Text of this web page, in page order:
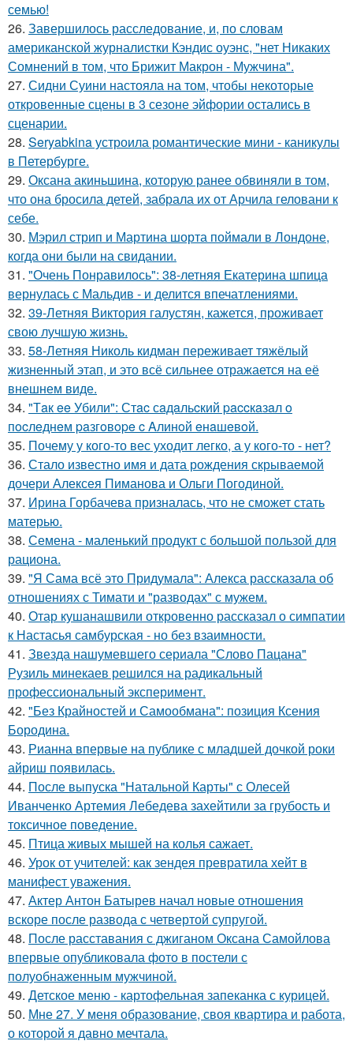
семью!
26. Завершилось расследование, и, по словам
американской журналистки Кэндис оуэнс, "нет Никаких
Сомнений в том, что Брижит Макрон - Мужчина".
27. Сидни Суини настояла на том, чтобы некоторые
откровенные сцены в 3 сезоне эйфории остались в
сценарии.
28. Seryabkina устроила романтические мини - каникулы
в Петербурге.
29. Оксана акиньшина, которую ранее обвиняли в том,
что она бросила детей, забрала их от Арчила геловани к
себе.
30. Мэрил стрип и Мартина шорта поймали в Лондоне,
когда они были на свидании.
31. "Очень Понравилось": 38-летняя Екатерина шпица
вернулась с Мальдив - и делится впечатлениями.
32. 39-Летняя Виктория галустян, кажется, проживает
свою лучшую жизнь.
33. 58-Летняя Николь кидман переживает тяжёлый
жизненный этап, и это всё сильнее отражается на её
внешнем виде.
34. "Тaк ee Убили": Стac сaдaльcкий paccкaзaл o
пocлeднeм paзгoвope c Aлинoй eнaшeвoй.
35. Почему у кого-то вес уходит легко, а у кого-то - нет?
36. Стало известно имя и дата рождения скрываемой
дочери Алексея Пиманова и Ольги Погодиной.
37. Ирина Горбачева призналась, что не сможет стать
матерью.
38. Семена - маленький продукт с большой пользой для
рациона.
39. "Я Сама всё это Придумала": Алекса рассказала об
отношениях с Тимати и "разводах" с мужем.
40. Отар кушанашвили откровенно рассказал о симпатии
к Настасья самбурская - но без взаимности.
41. Звезда нашумевшего сериала "Слово Пацана"
Рузиль минекаев решился на радикальный
профессиональный эксперимент.
42. "Без Крайностей и Самообмана": позиция Ксения
Бородина.
43. Рианна впервые на публике с младшей дочкой роки
айриш появилась.
44. После выпуска "Натальной Карты" с Олесей
Иванченко Артемия Лебедева захейтили за грубость и
токсичное поведение.
45. Птица живых мышей на колья сажает.
46. Урок от учителей: как зендея превратила хейт в
манифест уважения.
47. Актер Антон Батырев начал новые отношения
вскоре после развода с четвертой супругой.
48. После расставания с джиганом Оксана Самойлова
впервые опубликовала фото в постели с
полуобнаженным мужчиной.
49. Детское меню - картофельная запеканка с курицей.
50. Мне 27. У меня образование, своя квартира и работа,
о которой я давно мечтала.